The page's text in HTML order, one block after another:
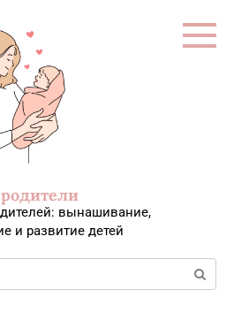
вынашивание,
и развитие детей